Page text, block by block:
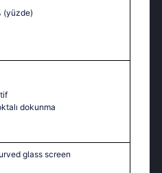
(yüzde)
dokunma
glass screen